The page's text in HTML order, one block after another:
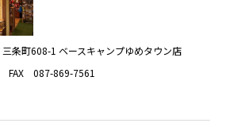
条町608-1 ベースキャンプゆめタウン店
FAX 087-869-7561